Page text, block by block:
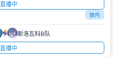
直播中
捷丙
斯洛瓦科B队
直播中